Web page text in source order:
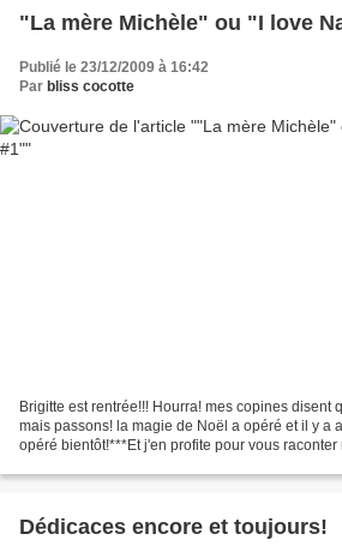
"La mère Michèle" ou "I love
Publié le 23/12/2009 à 16:42
Par bliss cocotte
Brigitte est rentrée!!! Hourra! mes copines disent
mais passons! la magie de Noël a opéré et il y a
opéré bientôt!***Et j'en profite pour vous
Dédicaces encore et toujours!